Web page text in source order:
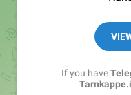
Best of:
Kochen: https://
If you have